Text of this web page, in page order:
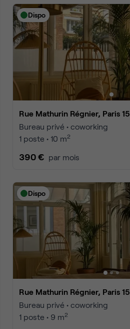
Dispo
Rue Mathurin Régnier, Paris 15
Bureau privé • coworking
1 poste • 10 m2
390 € par mois
Dispo
Rue Mathurin Régnier, Paris 15
Bureau privé • coworking
1 poste • 9 m2